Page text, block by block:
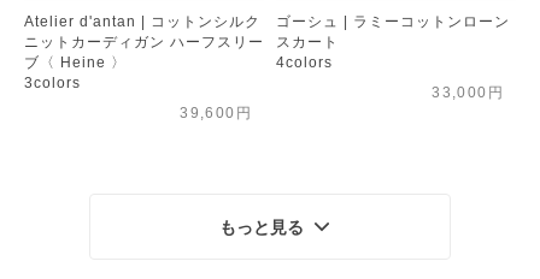
Atelier d'antan | コットンシルク
ニットカーディガン ハーフスリー
ブ〈 Heine 〉
3colors
39,600円
ゴーシュ | ラミーコットンローン
スカート
4colors
33,000円
もっと見る